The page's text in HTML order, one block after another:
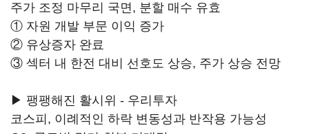
주가 조정 마무리 국면, 분할 매수 유효
① 자원 개발 부문 이익 증가
② 유상증자 완료
③ 섹터 내 한전 대비 선호도 상승, 주가 상승 전망
▶ 팽팽해진 활시위 - 우리투자
코스피, 이례적인 하락 변동성과 반작용 가능성